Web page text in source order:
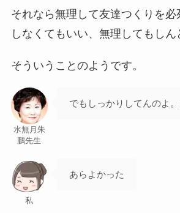
それなら無理して友達つくりを必
しなくてもいい、無理してもしん
そういうことのようです。
水無月朱
鵬先生
でもしっかりしてんのよ
私
あらよかった